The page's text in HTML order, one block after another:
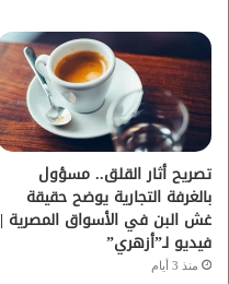
تصريح أثار القلق.. مسؤول
بالغرفة التجارية يوضح حقيقة
غش البن في الأسواق المصرية |
فيديو لـ”أزهري”
منذ 3 أيام